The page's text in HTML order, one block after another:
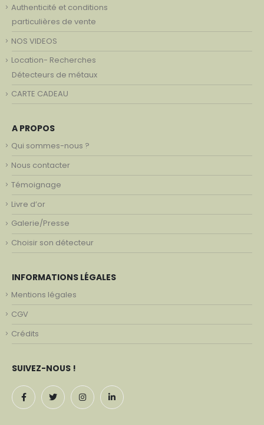
Authenticité et conditions
particulières de vente
NOS VIDEOS
Location- Recherches
Détecteurs de métaux
CARTE CADEAU
A PROPOS
Qui sommes-nous ?
Nous contacter
Témoignage
Livre d’or
Galerie/Presse
Choisir son détecteur
INFORMATIONS LÉGALES
Mentions légales
CGV
Crédits
SUIVEZ-NOUS !